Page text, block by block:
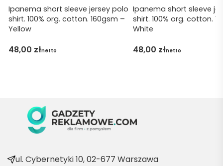
ję za
obsłu
pani
Ipanema short sleeve jersey polo
shirt. 100% org. cotton. 160gsm –
Yellow
48,00 złnetto
Ipanema short sleeve
shirt. 100% org. cotton.
White
48,00 złnetto
ul. Cybernetyki 10, 02-677 Warszawa